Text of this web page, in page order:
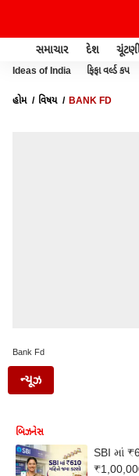
સમાચાર દેશ
Ideas of India ફિફા વર્લ્ડ કપ
હોમ વિષય BANK FD
Bank Fd
ન્યૂઝ
બિઝનેસ
SBI માં